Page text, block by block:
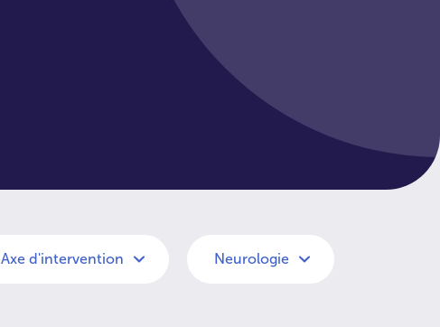
Axe d'intervention Neurologie